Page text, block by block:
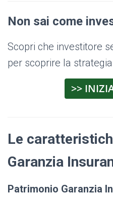
Non sai come
Scopri che investitore
per scoprire la
>>
Le
Garanzia
Patrimonio Garanzia